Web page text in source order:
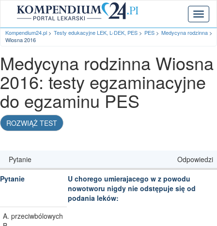
Kompendium24.pl Testy edukacyjne LEK, L-DEK, PES PES
Medycyna rodzinna
Wiosna 2016
Medycyna rodzinna Wiosna
2016: testy egzaminacyjne
do egzaminu PES
ROZWIĄŻ TEST
Pytanie
Odpowiedzi
U chorego umierajacego w z powodu
nowotworu nigdy nie odstępuje się od
podania leków:
przeciwbólowych